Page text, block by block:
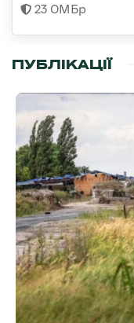
23 ОМБр
ПУБЛІКАЦІЇ